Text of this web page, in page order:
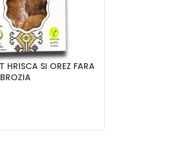
HRISCA SI OREZ FARA